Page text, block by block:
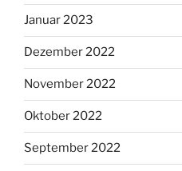
Januar 2023
Dezember 2022
November 2022
Oktober 2022
September 2022